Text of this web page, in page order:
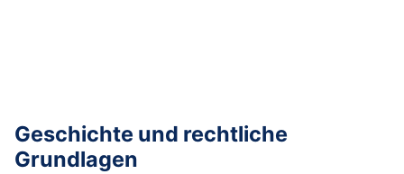
Geschichte und rechtliche
Grundlagen